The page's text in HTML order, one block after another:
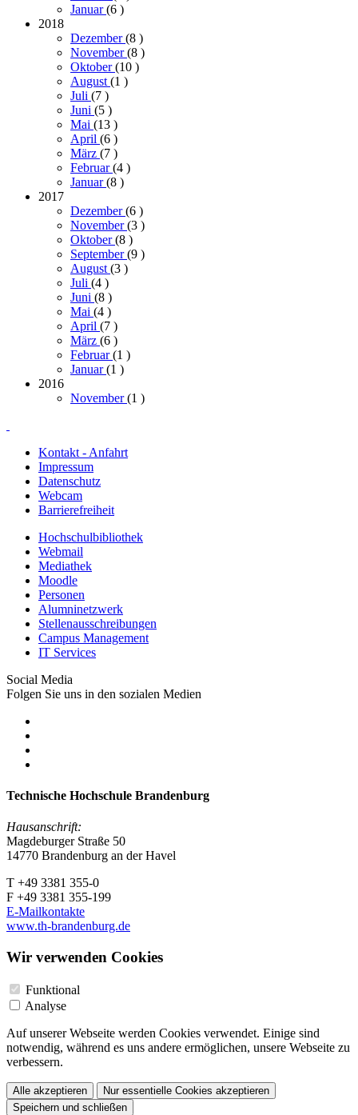
Januar(6 )
2018
Dezember(8 )
November(8 )
Oktober(10 )
August (1 )
Juli (7 )
Juni (5 )
Mai (13 )
April (6 )
März (7 )
Februar(4 )
Januar(8 )
2017
Dezember(6 )
November(3 )
Oktober(8 )
September(9 )
August (3 )
Juli (4 )
Juni (8 )
Mai (4 )
April (7 )
März (6 )
Februar(1 )
Januar(1 )
2016
November(1 )
Kontakt - Anfahrt
Impressum
Datenschutz
Webcam
Barrierefreiheit
Hochschulbibliothek
Webmail
Mediathek
Moodle
Personen
Alumninetzwerk
Stellenausschreibungen
Campus Management
IT Services
Social Media
Folgen Sie uns in den sozialen Medien
Technische Hochschule Brandenburg
Hausanschrift:
Magdeburger Straße 50
14770 Brandenburg an der Havel
T +49 3381 355-0
F +49 3381 355-199
E-Mailkontakte
www.th-brandenburg.de
Wir verwenden Cookies
Funktional
Analyse
Auf unserer Webseite werden Cookies verwendet. Einige sind
notwendig, während es uns andere ermöglichen, unsere Webseite zu
verbessern.
Alle akzeptieren
Nur essentielle Cookies akzeptieren
Speichern und schließen